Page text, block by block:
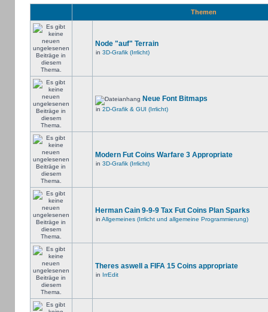
Themen
Node "auf" Terrain
in 3D-Grafik (Irrlicht)
Neue Font Bitmaps
in 2D-Grafik & GUI (Irrlicht)
Modern Fut Coins Warfare 3 Appropriate
in 3D-Grafik (Irrlicht)
Herman Cain 9-9-9 Tax Fut Coins Plan Sparks
in Allgemeines (Irrlicht und allgemeine Programmierung)
Theres aswell a FIFA 15 Coins appropriate
in IrrEdit